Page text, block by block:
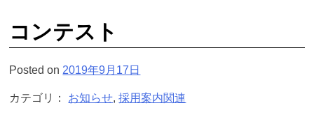
コンテスト
Posted on 2019年9月17日
カテゴリ： お知らせ,採用案内関連